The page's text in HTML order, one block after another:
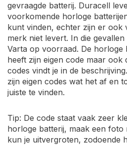
gevraagde batterij. Duracell
voorkomende horloge
kunt vinden, echter zijn er ook
merk niet levert. In die
Varta op voorraad. De horloge
heeft zijn eigen code maar ook
codes vindt je in de
zijn eigen codes wat het af en
juiste te vinden.
Tip: De code staat vaak zeer
horloge batterij, maak een foto
kun je uitvergroten, zodoende